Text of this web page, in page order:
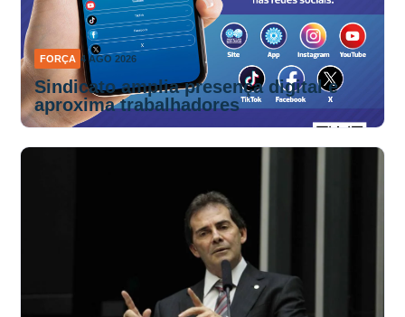
FORÇA 4 AGO 2026
Sindicato amplia presença digital e
aproxima trabalhadores